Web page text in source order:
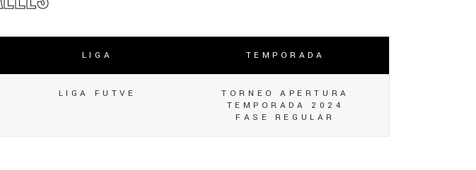
LIGA TEMPORADA
LIGA FUTVE
TORNEO APERTURA
TEMPORADA 2024
FASE REGULAR